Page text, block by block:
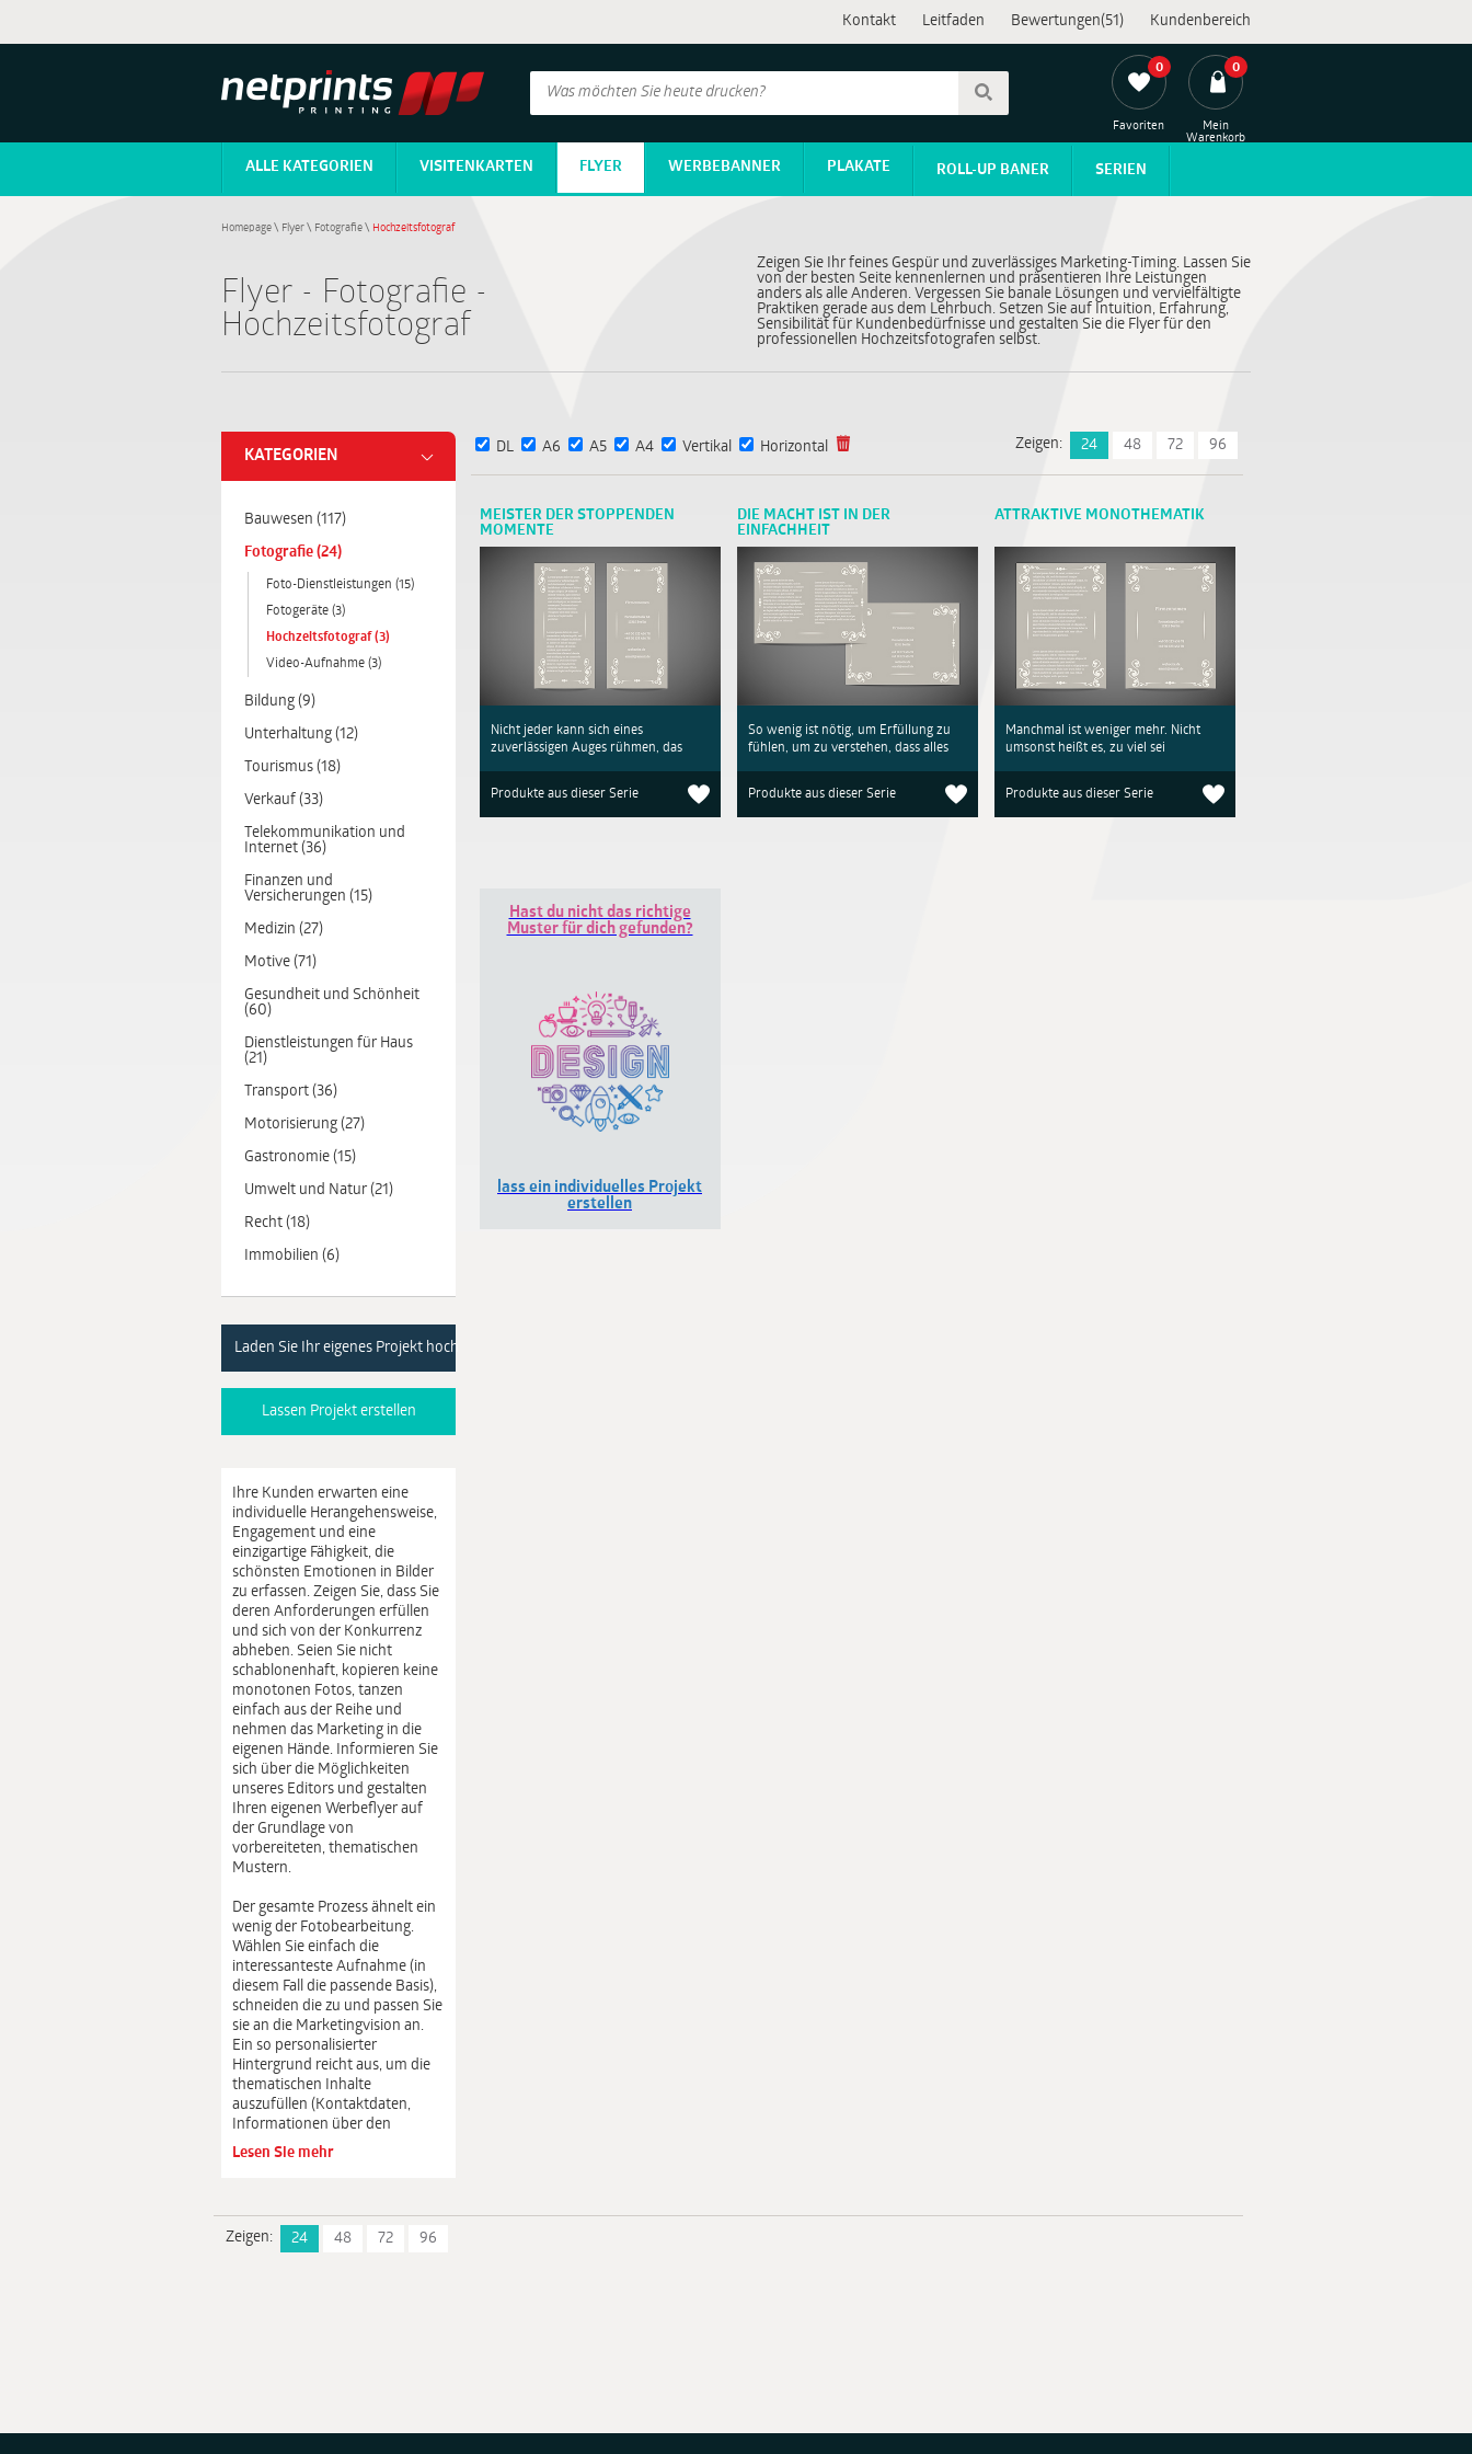
Kontakt Leitfaden Bewertungen(51) Kundenbereich
0
Favoriten
0
Mein
Warenkorb
ALLE KATEGORIEN VISITENKARTEN FLYER WERBEBANNER PLAKATE ROLL-UP BANER SERIEN
Homepage\ Flyer\ Fotografie\ Hochzeitsfotograf
Flyer - Fotografie -
Hochzeitsfotograf
Zeigen Sie Ihr feines Gespür und zuverlässiges Marketing-Timing. Lassen Sie
von der besten Seite kennenlernen und präsentieren Ihre Leistungen
anders als alle Anderen. Vergessen Sie banale Lösungen und vervielfältigte
Praktiken gerade aus dem Lehrbuch. Setzen Sie auf Intuition, Erfahrung,
Sensibilität für Kundenbedürfnisse und gestalten Sie die Flyer für den
professionellen Hochzeitsfotografen selbst.
KATEGORIEN
Bauwesen (117)
Fotografie (24)
Foto-Dienstleistungen (15)
Fotogeräte (3)
Hochzeitsfotograf (3)
Video-Aufnahme (3)
Bildung (9)
Unterhaltung (12)
Tourismus (18)
Verkauf (33)
Telekommunikation und
Internet (36)
Finanzen und
Versicherungen (15)
Medizin (27)
Motive (71)
Gesundheit und Schönheit
(60)
Dienstleistungen für Haus
(21)
Transport (36)
Motorisierung (27)
Gastronomie (15)
Umwelt und Natur (21)
Recht (18)
Immobilien (6)
Laden Sie Ihr eigenes Projekt hoch
Lassen Projekt erstellen
Ihre Kunden erwarten eine
individuelle Herangehensweise,
Engagement und eine
einzigartige Fähigkeit, die
schönsten Emotionen in Bilder
zu erfassen. Zeigen Sie, dass Sie
deren Anforderungen erfüllen
und sich von der Konkurrenz
abheben. Seien Sie nicht
schablonenhaft, kopieren keine
monotonen Fotos, tanzen
einfach aus der Reihe und
nehmen das Marketing in die
eigenen Hände. Informieren Sie
sich über die Möglichkeiten
unseres Editors und gestalten
Ihren eigenen Werbeflyer auf
der Grundlage von
vorbereiteten, thematischen
Mustern.
Der gesamte Prozess ähnelt ein
wenig der Fotobearbeitung.
Wählen Sie einfach die
interessanteste Aufnahme (in
diesem Fall die passende Basis),
schneiden die zu und passen Sie
sie an die Marketingvision an.
Ein so personalisierter
Hintergrund reicht aus, um die
thematischen Inhalte
auszufüllen (Kontaktdaten,
Informationen über den
Lesen Sie mehr
DL A6 A5 A4 Vertikal Horizontal Zeigen: 24 48 72 96
MEISTER DER STOPPENDEN
MOMENTE
Nicht jeder kann sich eines
zuverlässigen Auges rühmen, das
Produkte aus dieser Serie
DIE MACHT IST IN DER
EINFACHHEIT
So wenig ist nötig, um Erfüllung zu
fühlen, um zu verstehen, dass alles
Produkte aus dieser Serie
ATTRAKTIVE MONOTHEMATIK
Manchmal ist weniger mehr. Nicht
umsonst heißt es, zu viel sei
Produkte aus dieser Serie
Hast du nicht das richtige
Muster für dich gefunden?
lass ein individuelles Projekt
erstellen
Zeigen: 24 48 72 96